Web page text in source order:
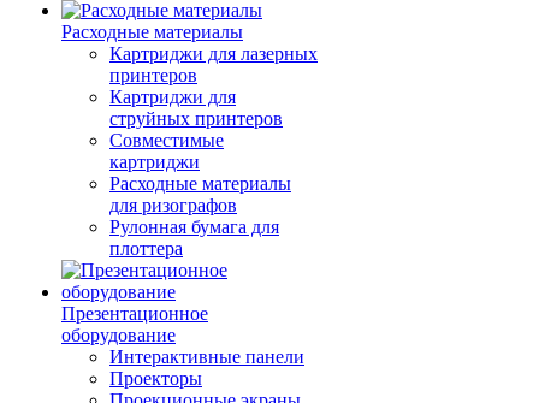
Расходные материалы
Картриджи для лазерных
принтеров
Картриджи для
струйных принтеров
Совместимые
картриджи
Расходные материалы
для ризографов
Рулонная бумага для
плоттера
Презентационное
оборудование
Интерактивные панели
Проекторы